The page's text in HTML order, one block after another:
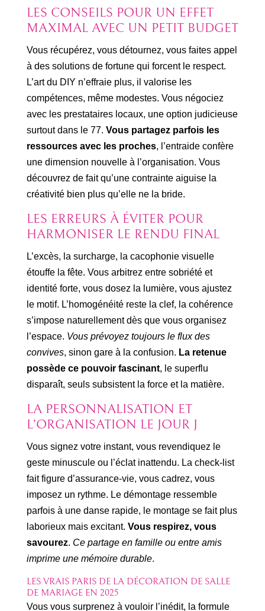
LES CONSEILS POUR UN EFFET
MAXIMAL AVEC UN PETIT BUDGET
Vous récupérez, vous détournez, vous faites appel
à des solutions de fortune qui forcent le respect.
L’art du DIY n’effraie plus, il valorise les
compétences, même modestes. Vous négociez
avec les prestataires locaux, une option judicieuse
surtout dans le 77. Vous partagez parfois les
ressources avec les proches, l’entraide confère
une dimension nouvelle à l’organisation. Vous
découvrez de fait qu’une contrainte aiguise la
créativité bien plus qu’elle ne la bride.
LES ERREURS À ÉVITER POUR
HARMONISER LE RENDU FINAL
L’excès, la surcharge, la cacophonie visuelle
étouffe la fête. Vous arbitrez entre sobriété et
identité forte, vous dosez la lumière, vous ajustez
le motif. L’homogénéité reste la clef, la cohérence
s’impose naturellement dès que vous organisez
l’espace. Vous prévoyez toujours le flux des
convives, sinon gare à la confusion. La retenue
possède ce pouvoir fascinant, le superflu
disparaît, seuls subsistent la force et la matière.
LA PERSONNALISATION ET
L’ORGANISATION LE JOUR J
Vous signez votre instant, vous revendiquez le
geste minuscule ou l’éclat inattendu. La check-list
fait figure d’assurance-vie, vous cadrez, vous
imposez un rythme. Le démontage ressemble
parfois à une danse rapide, le montage se fait plus
laborieux mais excitant. Vous respirez, vous
savourez. Ce partage en famille ou entre amis
imprime une mémoire durable.
LES VRAIS PARIS DE LA DÉCORATION DE SALLE
DE MARIAGE EN 2025
Vous vous surprenez à vouloir l’inédit, la formule